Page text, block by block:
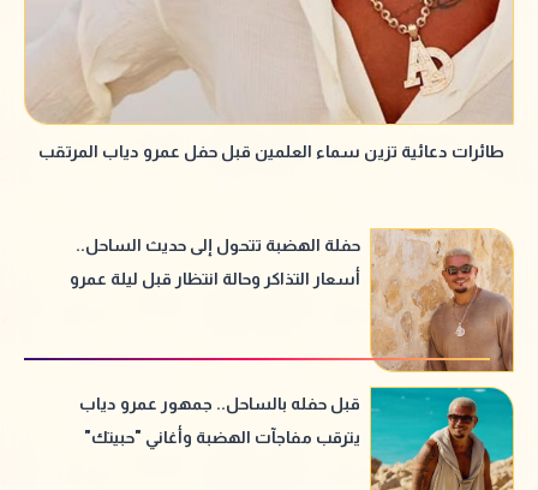
طائرات دعائية تزين سماء العلمين قبل حفل عمرو دياب المرتقب
حفلة الهضبة تتحول إلى حديث الساحل..
أسعار التذاكر وحالة انتظار قبل ليلة عمرو
قبل حفله بالساحل.. جمهور عمرو دياب
يترقب مفاجآت الهضبة وأغاني "حبيتك"